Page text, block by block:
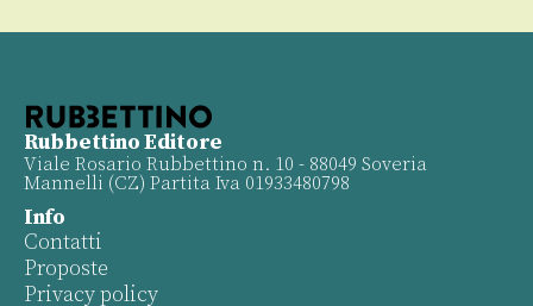
Rubbettino Editore
Viale Rosario Rubbettino n. 10 - 88049 Soveria
Mannelli (CZ) Partita Iva 01933480798
Info
Contatti
Proposte
Privacy policy